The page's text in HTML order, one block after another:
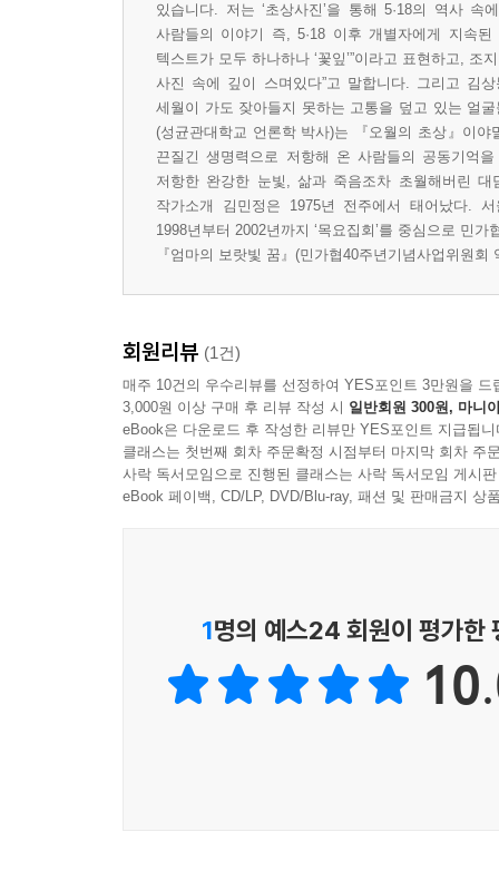
있습니다. 저는 ‘초상사진’을 통해 5·18의 역사
사람들의 이야기 즉, 5·18 이후 개별자에게 지속
텍스트가 모두 하나하나 ‘꽃잎’”이라고 표현하고,
사진 속에 깊이 스며있다”고 말합니다. 그리고 김
세월이 가도 잦아들지 못하는 고통을 덮고 있는 얼
(성균관대학교 언론학 박사)는 『오월의 초상』이
끈질긴 생명력으로 저항해 온 사람들의 공동기억
저항한 완강한 눈빛, 삶과 죽음조차 초월해버린
작가소개 김민정은 1975년 전주에서 태어났다.
1998년부터 2002년까지 ‘목요집회’를 중심으로 민
『엄마의 보랏빛 꿈』(민가협40주년기념사업위원
회원리뷰 (1건)
매주 10건의 우수리뷰를 선정하여 YES포인트 3만원을 드
3,000원 이상 구매 후 리뷰 작성 시 일반회원 300원, 마니
eBook은 다운로드 후 작성한 리뷰만 YES포인트 지급됩니
클래스는 첫번째 회차 주문확정 시점부터 마지막 회차 주
사락 독서모임으로 진행된 클래스는 사락 독서모임 게시
eBook 페이백, CD/LP, DVD/Blu-ray, 패션 및 판매금지 상
1명의 예스24 회원이 평가한